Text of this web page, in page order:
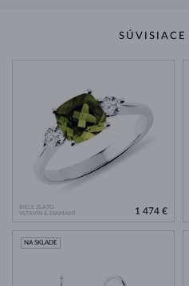
SÚVISIACE
BIELE ZLATO
VLTAVÍN & DIAMANT
1 474 €
NA SKLADE